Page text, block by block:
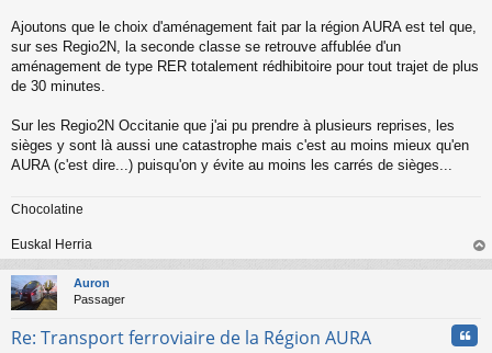
Ajoutons que le choix d'aménagement fait par la région AURA est tel que,
sur ses Regio2N, la seconde classe se retrouve affublée d'un
aménagement de type RER totalement rédhibitoire pour tout trajet de plus
de 30 minutes.
Sur les Regio2N Occitanie que j'ai pu prendre à plusieurs reprises, les
sièges y sont là aussi une catastrophe mais c'est au moins mieux qu'en
AURA (c'est dire...) puisqu'on y évite au moins les carrés de sièges...
Chocolatine
Euskal Herria
au
Auron
Passager
Re: Transport ferroviaire de la Région AURA